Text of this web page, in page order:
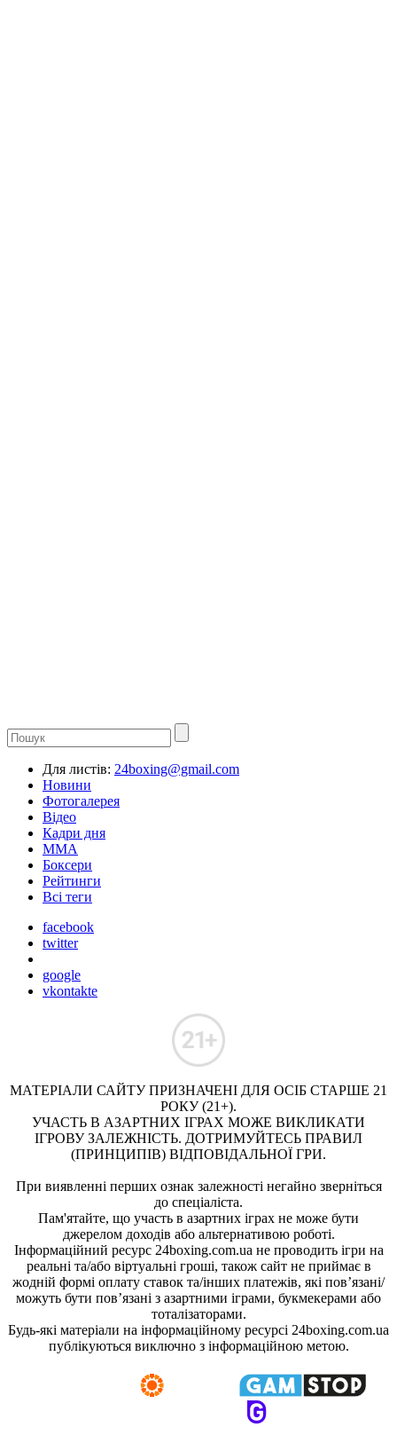
Для листів: 24boxing@gmail.com
Новини
Фотогалерея
Відео
Кадри дня
ММА
Боксери
Рейтинги
Всі теги
facebook
twitter
google
vkontakte
МАТЕРІАЛИ САЙТУ ПРИЗНАЧЕНІ ДЛЯ ОСІБ СТАРШЕ 21
РОКУ (21+).
УЧАСТЬ В АЗАРТНИХ ІГРАХ МОЖЕ ВИКЛИКАТИ
ІГРОВУ ЗАЛЕЖНІСТЬ. ДОТРИМУЙТЕСЬ ПРАВИЛ
(ПРИНЦИПІВ) ВІДПОВІДАЛЬНОЇ ГРИ.
При виявленні перших ознак залежності негайно зверніться
до спеціаліста.
Пам'ятайте, що участь в азартних іграх не може бути
джерелом доходів або альтернативою роботі.
Інформаційний ресурс 24boxing.com.ua не проводить ігри на
реальні та/або віртуальні гроші, також сайт не приймає в
жодній формі оплату ставок та/інших платежів, які пов’язані/
можуть бути пов’язані з азартними іграми, букмекерами або
тоталізаторами.
Будь-які матеріали на інформаційному ресурсі 24boxing.com.ua
публікуються виключно з інформаційною метою.